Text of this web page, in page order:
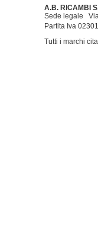
A.B. RICAMBI
Sede legale Via
Partita Iva
Tutti i marchi